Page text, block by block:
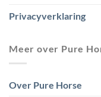
Privacyverklaring
Meer over Pure
Over Pure Horse